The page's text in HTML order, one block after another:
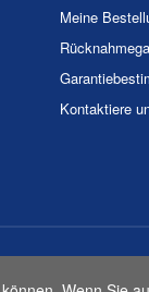
Meine
Kontaktiere